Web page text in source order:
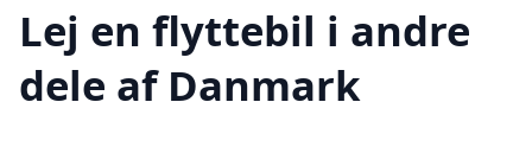
Lej en flyttebil i andre
dele af Danmark